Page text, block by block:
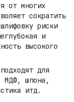
от многих
сократить
риски
и
высокого
для
МДФ, шпона,
итд.